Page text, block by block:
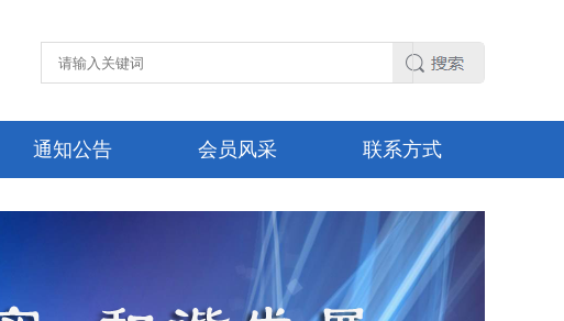
通知公告 会员风采 联系方式